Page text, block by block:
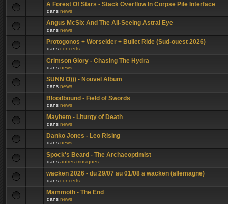
A Forest Of Stars - Stack Overflow In Corpse Pile Interface
dans news
Angus McSix And The All-Seeing Astral Eye
dans news
Protogonos + Worselder + Bullet Ride (Sud-ouest 2026)
dans concerts
Crimson Glory - Chasing The Hydra
dans news
SUNN O))) - Nouvel Album
dans news
Bloodbound - Field of Swords
dans news
Mayhem - Liturgy of Death
dans news
Danko Jones - Leo Rising
dans news
Spock's Beard - The Archaeoptimist
dans autres musiques
wacken 2026 - du 29/07 au 01/08 a wacken (allemagne)
dans concerts
Mammoth - The End
dans news